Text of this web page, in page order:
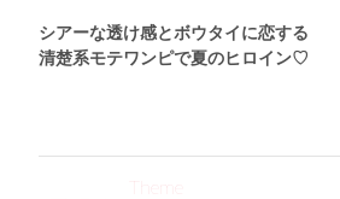
シアーな透け感とボウタイに恋する
清楚系モテワンピで夏のヒロイン♡
Theme